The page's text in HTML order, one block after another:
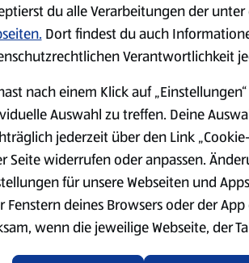
mehr Geschmack oder als
verleiht der Lasagne eine
lässt. Jede Schicht, von den
bis hin zur cremigen
du alle Verarbeitungen der
Dort findest du auch
Verantwortlichkeit
nach einem Klick auf
Auswahl zu treffen. Deine
jederzeit über den Link
Seite widerrufen oder anpassen.
für unsere Webseiten und
Fenstern deines Browsers oder der
wenn die jeweilige Webseite, der
oder geschlossen und